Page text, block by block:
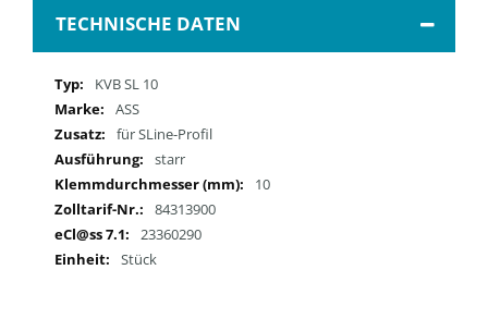
TECHNISCHE DATEN
Mehr
Informationen
KVB SL 10
ASS
für SLine-Profil
starr
10
84313900
23360290
Stück